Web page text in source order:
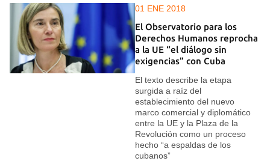
01 ENE 2018
El Observatorio para los
Derechos Humanos reprocha
a la UE “el diálogo sin
exigencias” con Cuba
El texto describe la etapa
surgida a raíz del
establecimiento del nuevo
marco comercial y diplomático
entre la UE y la Plaza de la
Revolución como un proceso
hecho “a espaldas de los
cubanos”